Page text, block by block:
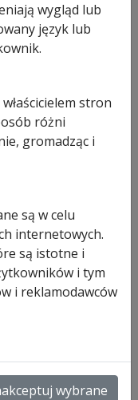
rozetą,
i wyciągnięciem
wygląd lub
język lub
stron
różni
gromadząc i
są w celu
internetowych.
są istotne i
i tym
i reklamodawców
wybrane